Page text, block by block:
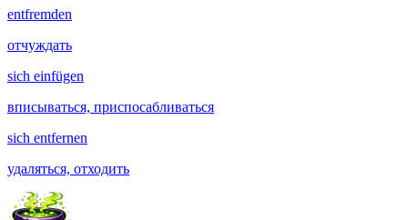
entfremden
отчуждать
sich einfügen
вписываться, приспосабливаться
sich entfernen
удаляться, отходить